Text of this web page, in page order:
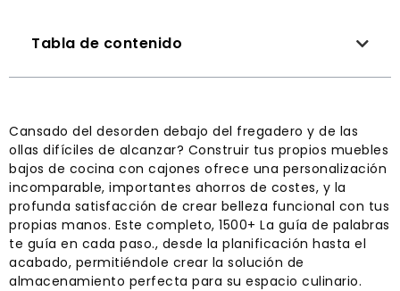
Tabla de contenido
Cansado del desorden debajo del fregadero y de las
ollas difíciles de alcanzar? Construir tus propios muebles
bajos de cocina con cajones ofrece una personalización
incomparable, importantes ahorros de costes, y la
profunda satisfacción de crear belleza funcional con tus
propias manos. Este completo, 1500+ La guía de palabras
te guía en cada paso., desde la planificación hasta el
acabado, permitiéndole crear la solución de
almacenamiento perfecta para su espacio culinario.